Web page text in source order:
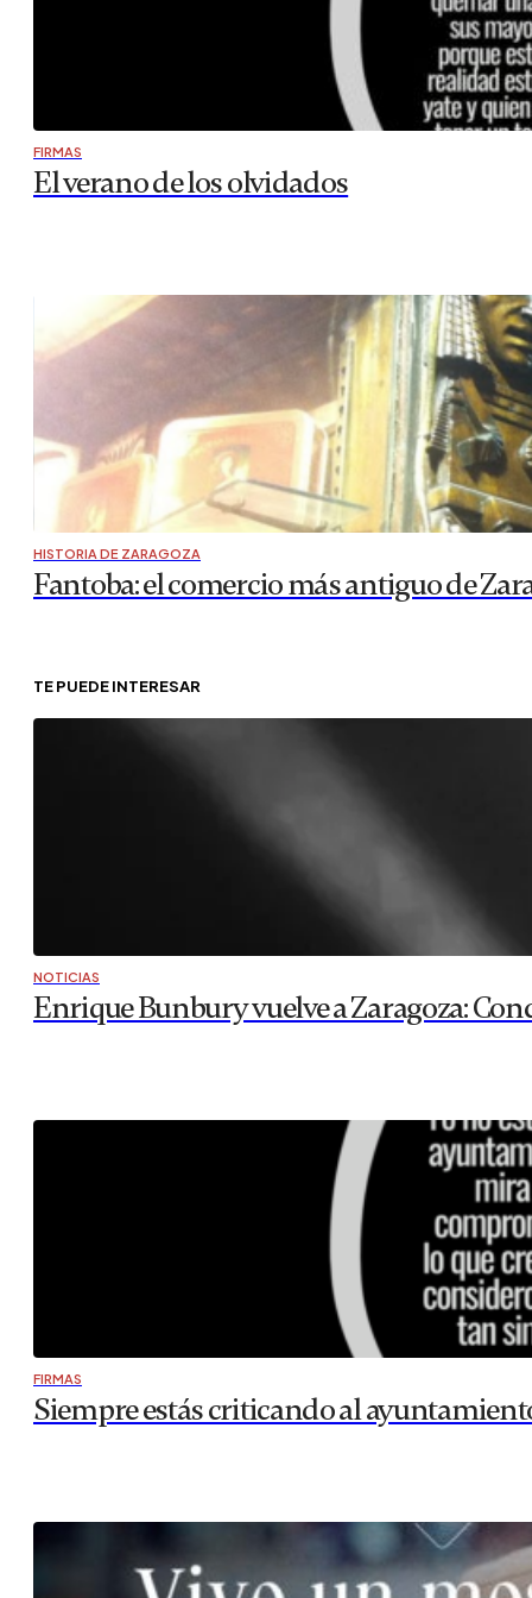
FIRMAS
El verano de los olvidados
HISTORIA DE ZARAGOZA
Fantoba: el comercio más antiguo de
TE PUEDE INTERESAR
NOTICIAS
Enrique Bunbury vuelve a Zaragoza:
FIRMAS
Siempre estás criticando al